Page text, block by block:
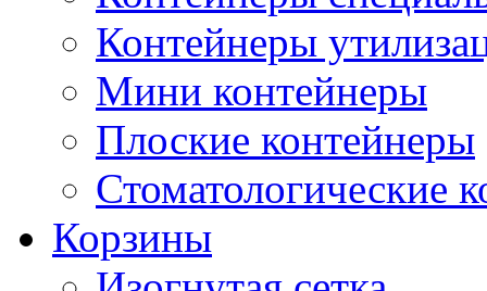
Контейнеры
Мини контейнеры
Плоские контейнеры
Стоматологические
Корзины